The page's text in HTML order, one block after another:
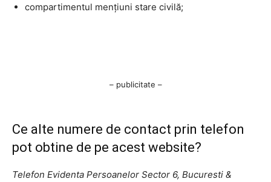
compartimentul mențiuni stare civilă;
– publicitate –
Ce alte numere de contact prin telefon
pot obtine de pe acest website?
Telefon Evidenta Persoanelor Sector 6, Bucuresti &